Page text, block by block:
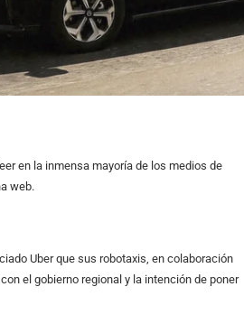
en la inmensa mayoría de los medios de
web.
Uber que sus robotaxis, en colaboración
el gobierno regional y la intención de poner